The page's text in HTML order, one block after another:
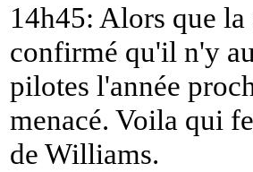
14h45: Alors que
confirmé qu'il n'y
pilotes l'année
menacé. Voila qui
de Williams.